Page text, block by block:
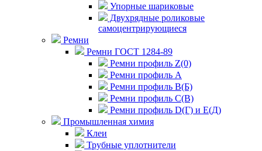
Упорные шариковые
Двухрядные роликовые
самоцентрирующиеся
Ремни
Ремни ГОСТ 1284-89
Ремни профиль Z(0)
Ремни профиль А
Ремни профиль В(Б)
Ремни профиль С(В)
Ремни профиль D(Г) и E(Д)
Промышленная химия
Клеи
Трубные уплотнители